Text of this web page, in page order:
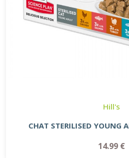
Hill's
CHAT STERILISED YOUNG
14.99 €